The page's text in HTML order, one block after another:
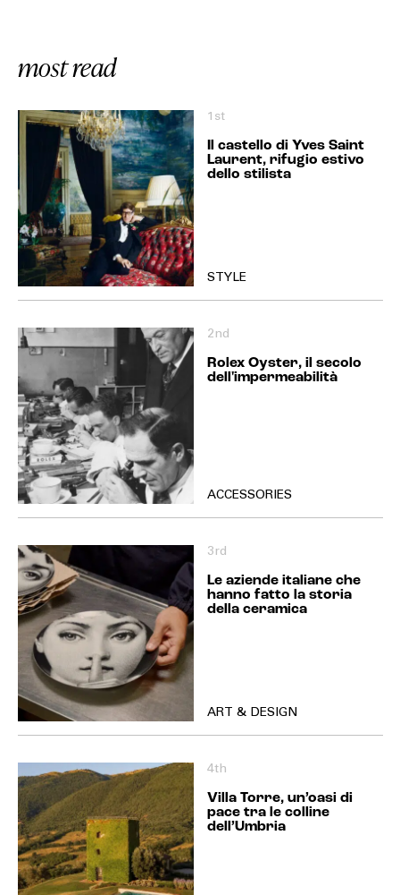
most read
1st
Il castello di Yves Saint
Laurent, rifugio estivo
dello stilista
STYLE
2nd
Rolex Oyster, il secolo
dell'impermeabilità
ACCESSORIES
3rd
Le aziende italiane che
hanno fatto la storia
della ceramica
ART & DESIGN
4th
Villa Torre, un’oasi di
pace tra le colline
dell’Umbria